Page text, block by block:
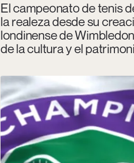
El campeonato de tenis
la realeza desde su
londinense de
de la cultura y el